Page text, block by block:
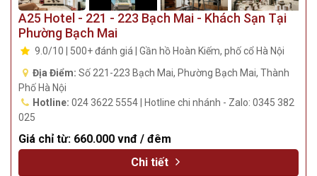
A25 Hotel - 221 - 223 Bạch Mai - Khách Sạn Tại
Phường Bạch Mai
9.0/10 | 500+ đánh giá | Gần hồ Hoàn Kiếm, phố cổ Hà Nội
Địa Điểm: Số 221-223 Bạch Mai, Phường Bạch Mai, Thành
Phố Hà Nội
Hotline: 024 3622 5554 | Hotline chi nhánh - Zalo: 0345 382
025
Giá chỉ từ: 660.000 vnđ / đêm
Chi tiết